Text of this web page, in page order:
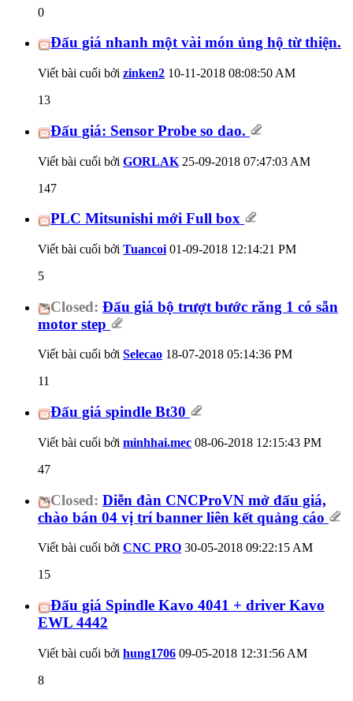
0
Đấu giá nhanh một vài món ủng hộ từ thiện.
Viết bài cuối bởi zinken2 10-11-2018 08:08:50 AM
13
Đấu giá: Sensor Probe so dao.
Viết bài cuối bởi GORLAK 25-09-2018 07:47:03 AM
147
PLC Mitsunishi mới Full box
Viết bài cuối bởi Tuancoi 01-09-2018 12:14:21 PM
5
Closed: Đấu giá bộ trượt bước răng 1 có sẵn
motor step
Viết bài cuối bởi Selecao 18-07-2018 05:14:36 PM
11
Đấu giá spindle Bt30
Viết bài cuối bởi minhhai.mec 08-06-2018 12:15:43 PM
47
Closed: Diễn đàn CNCProVN mở đấu giá,
chào bán 04 vị trí banner liên kết quảng cáo
Viết bài cuối bởi CNC PRO 30-05-2018 09:22:15 AM
15
Đấu giá Spindle Kavo 4041 + driver Kavo
EWL 4442
Viết bài cuối bởi hung1706 09-05-2018 12:31:56 AM
8